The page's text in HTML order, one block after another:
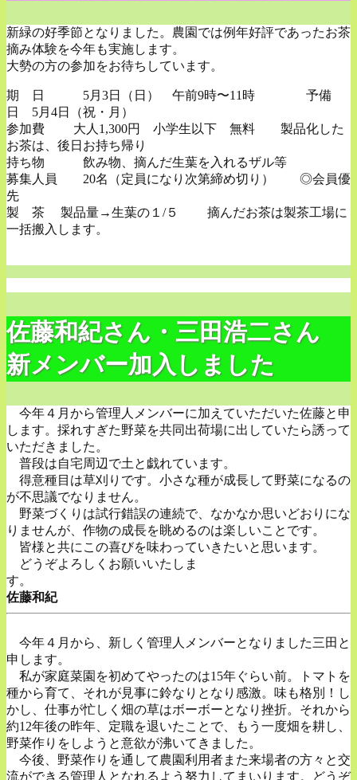
新緑の好季節となりました。農園では例年好評であったお茶
摘み体験を今年も実施します。
大勢の方の参加をお待ちしています。
期 日 5月3日（日） 午前9時〜11時 予備
日 5月4日（祝・月）
参加費 大人1,300円 小学生以下 無料 製品化した
お茶は、後日お持ち帰り
持ち物 飲み物、摘んだ生葉を入れるザル等
募集人員 20名（定員になり次第締め切り） ◎会員優
先
製 茶 製品量→生葉の１/５ 摘んだお茶は製茶工場に
一括搬入します。
佐藤和紀さん・三田浩二さん
新メンバー加入しました
今年４月から管理人メンバーに加えていただいた佐藤と申
します。採れすぎた野菜を共同出荷場に出していたら誘って
いただきました。
普段は自宅周辺で土と戯れています。
得意種目は草刈りです。小さな種が成長して野菜になるの
が不思議でなりません。
野菜づくりは試行錯誤の連続で、なかなか思いどおりにな
りませんが、作物の成長を眺めるのは楽しいことです。
皆様と共にこの喜びを味わっていきたいと思います。
どうぞよろしくお願いいたしま
す。
佐藤和紀
今年４月から、新しく管理人メンバーとなりました三田と
申します。
私が家庭菜園を初めてやったのは15年ぐらい前。トマトを
種から育て、それが見事に鈴なりとなり感激。味も格別！し
かし、仕事が忙しく畑の草はボーボーとなり挫折。それから
約12年後の昨年、定職を退いたことで、もう一度畑を耕し、
野菜作りをしようと意欲が沸いてきました。
今後、野菜作りを通して農園利用者また来場者の方々と交
流ができる管理人となれるよう努力してまいります。どうぞ